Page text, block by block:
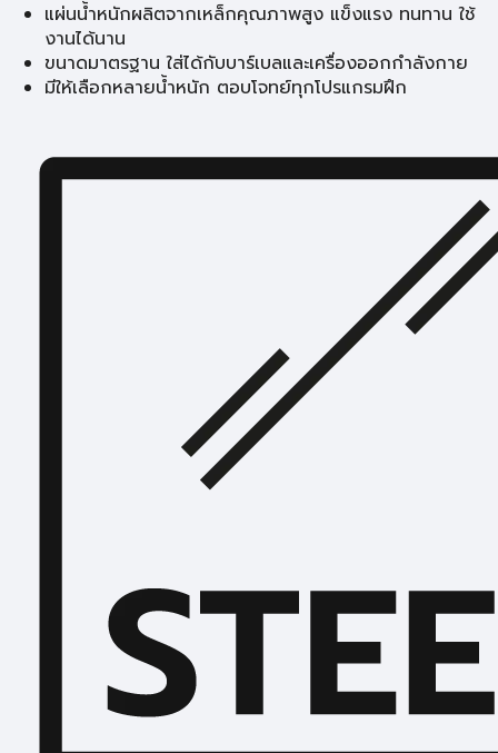
แผ่นน้ำหนักผลิตจากเหล็กคุณภาพสูง แข็งแรง ทนทาน ใช้
งานได้นาน
ขนาดมาตรฐาน ใส่ได้กับบาร์เบลและเครื่องออกกำลังกาย
มีให้เลือกหลายน้ำหนัก ตอบโจทย์ทุกโปรแกรมฝึก